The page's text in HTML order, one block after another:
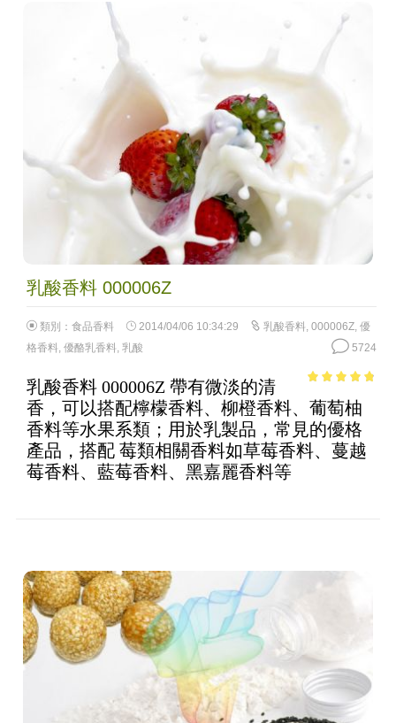
乳酸香料 000006Z
類別： 食品香料 2014/04/06 10:34:29 乳酸香料, 000006Z, 優
格香料, 優酪乳香料, 乳酸 5724
5
乳酸香料 000006Z 帶有微淡的清
香，可以搭配檸檬香料、柳橙香料、葡萄柚
香料等水果系類；用於乳製品，常見的優格
產品，搭配 莓類相關香料如草莓香料、蔓越
莓香料、藍莓香料、黑嘉麗香料等